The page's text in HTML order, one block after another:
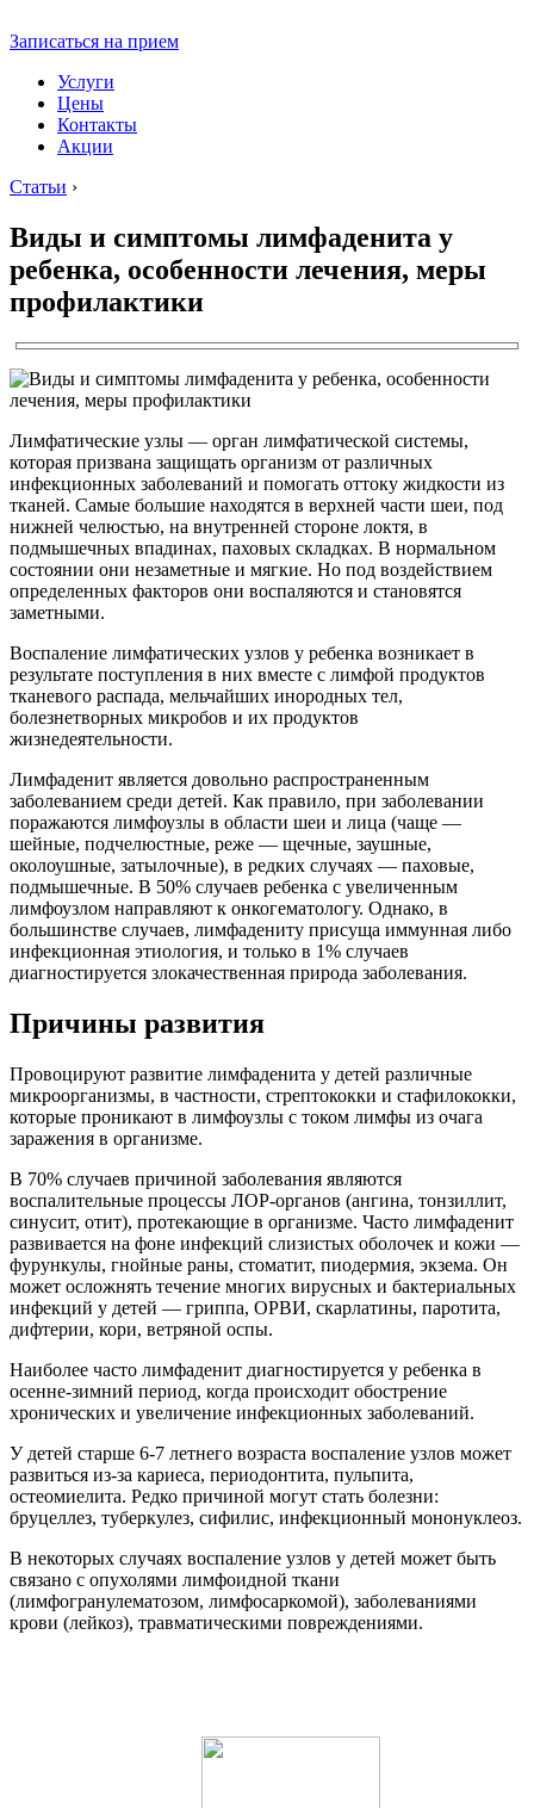
Записаться на прием
Услуги
Цены
Контакты
Акции
Статьи ›
Виды и симптомы лимфаденита у
ребенка, особенности лечения, меры
профилактики
Лимфатические узлы — орган лимфатической системы,
которая призвана защищать организм от различных
инфекционных заболеваний и помогать оттоку жидкости из
тканей. Самые большие находятся в верхней части шеи, под
нижней челюстью, на внутренней стороне локтя, в
подмышечных впадинах, паховых складках. В нормальном
состоянии они незаметные и мягкие. Но под воздействием
определенных факторов они воспаляются и становятся
заметными.
Воспаление лимфатических узлов у ребенка возникает в
результате поступления в них вместе с лимфой продуктов
тканевого распада, мельчайших инородных тел,
болезнетворных микробов и их продуктов
жизнедеятельности.
Лимфаденит является довольно распространенным
заболеванием среди детей. Как правило, при заболевании
поражаются лимфоузлы в области шеи и лица (чаще —
шейные, подчелюстные, реже — щечные, заушные,
околоушные, затылочные), в редких случаях — паховые,
подмышечные. В 50% случаев ребенка с увеличенным
лимфоузлом направляют к онкогематологу. Однако, в
большинстве случаев, лимфадениту присуща иммунная либо
инфекционная этиология, и только в 1% случаев
диагностируется злокачественная природа заболевания.
Причины развития
Провоцируют развитие лимфаденита у детей различные
микроорганизмы, в частности, стрептококки и стафилококки,
которые проникают в лимфоузлы с током лимфы из очага
заражения в организме.
В 70% случаев причиной заболевания являются
воспалительные процессы ЛОР-органов (ангина, тонзиллит,
синусит, отит), протекающие в организме. Часто лимфаденит
развивается на фоне инфекций слизистых оболочек и кожи —
фурункулы, гнойные раны, стоматит, пиодермия, экзема. Он
может осложнять течение многих вирусных и бактериальных
инфекций у детей — гриппа, ОРВИ, скарлатины, паротита,
дифтерии, кори, ветряной оспы.
Наиболее часто лимфаденит диагностируется у ребенка в
осенне-зимний период, когда происходит обострение
хронических и увеличение инфекционных заболеваний.
У детей старше 6-7 летнего возраста воспаление узлов может
развиться из-за кариеса, периодонтита, пульпита,
остеомиелита. Редко причиной могут стать болезни:
бруцеллез, туберкулез, сифилис, инфекционный мононуклеоз.
В некоторых случаях воспаление узлов у детей может быть
связано с опухолями лимфоидной ткани
(лимфогранулематозом, лимфосаркомой), заболеваниями
крови (лейкоз), травматическими повреждениями.